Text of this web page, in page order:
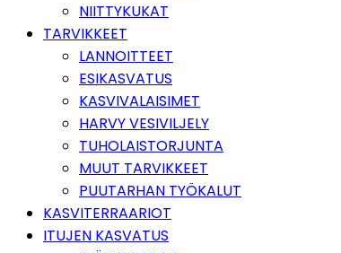
NIITTYKUKAT
TARVIKKEET
LANNOITTEET
ESIKASVATUS
KASVIVALAISIMET
HARVY VESIVILJELY
TUHOLAISTORJUNTA
MUUT TARVIKKEET
PUUTARHAN TYÖKALUT
KASVITERRAARIOT
ITUJEN KASVATUS